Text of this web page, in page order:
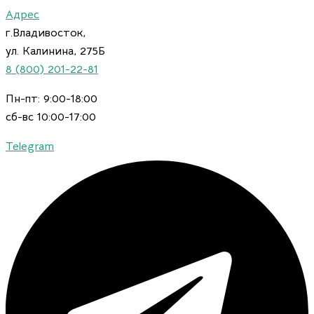
Перейти
содержимому
Адрес
г.Владивосток,
ул. Калинина, 275Б
8 (800) 201-22-81
Пн-пт: 9:00-18:00
сб-вс 10:00-17:00
Telegram
товара
Обои
Fipar
Milano
Casa